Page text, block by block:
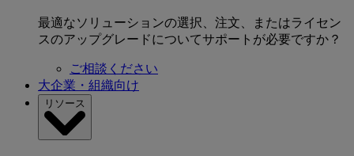
最適なソリューションの選択、注文、またはライセン
スのアップグレードについてサポートが必要ですか？
ご相談ください
大企業・組織向け
リソース